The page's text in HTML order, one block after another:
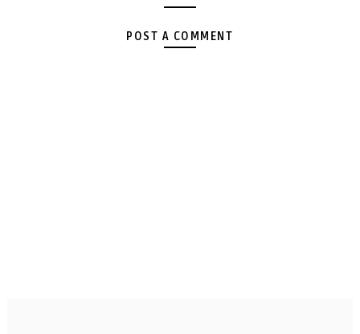
POST A COMMENT